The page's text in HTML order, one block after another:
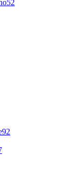
52
92